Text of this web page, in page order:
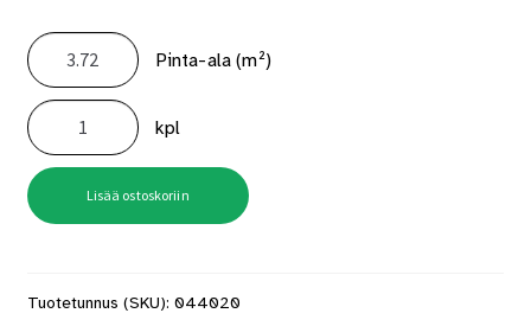
Pinta-ala (m²)
Mdf-
Levy
6mm
1220x3050
määrä
kpl
Lisää ostoskoriin
Tuotetunnus (SKU): 044020